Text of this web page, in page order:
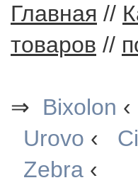
Главная //
товаров //
⇒ Bixolon ‹
Urovo ‹
Zebra ‹